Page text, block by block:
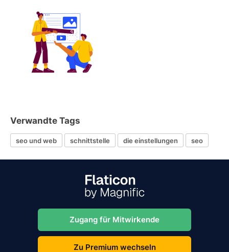
Verwandte Tags
seo und web schnittstelle die einstellungen seo
Zugang für Mitwirkende
Zu Premium wechseln